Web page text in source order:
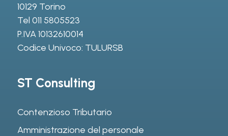
10129 Torino
Tel 011 5805523
P.IVA 10132610014
Codice Univoco: TULURSB
ST Consulting
Contenzioso Tributario
Amministrazione del personale